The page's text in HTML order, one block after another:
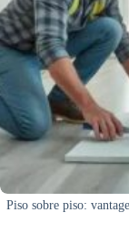
Piso sobre piso: